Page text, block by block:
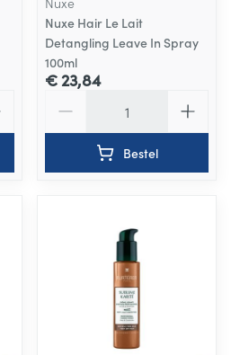
Nuxe Hair Le Lait
Detangling Leave In Spray
100ml
€ 23,84
Bestel